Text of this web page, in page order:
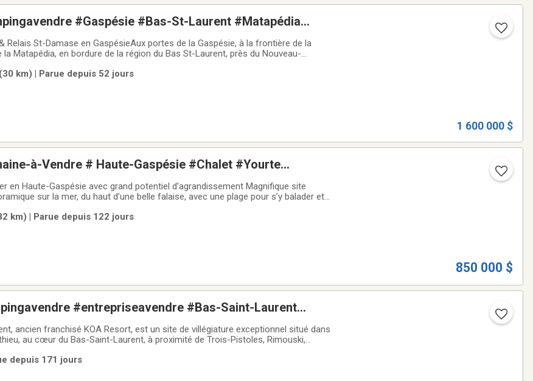
#Gaspésie #Bas-St-Laurent #Matapédia
Relais St-Damase en GaspésieAux portes de la Gaspésie, à la frontière de la
la Matapédia, en bordure de la région du Bas St-Laurent, près du Nouveau-
microclimat
km) | Parue depuis 52 jours
1 600 000 $
à-Vendre # Haute-Gaspésie #Chalet #Yourte
en Haute-Gaspésie avec grand potentiel d’agrandissement Magnifique site
sur la mer, du haut d’une belle falaise, avec une plage pour s’y balader et
Terrain
km) | Parue depuis 122 jours
850 000 $
#entrepriseavendre #Bas-Saint-Laurent
ancien franchisé KOA Resort, est un site de villégiature exceptionnel situé dans
au cœur du Bas-Saint-Laurent, à proximité de Trois-Pistoles, Rimouski,
depuis 171 jours